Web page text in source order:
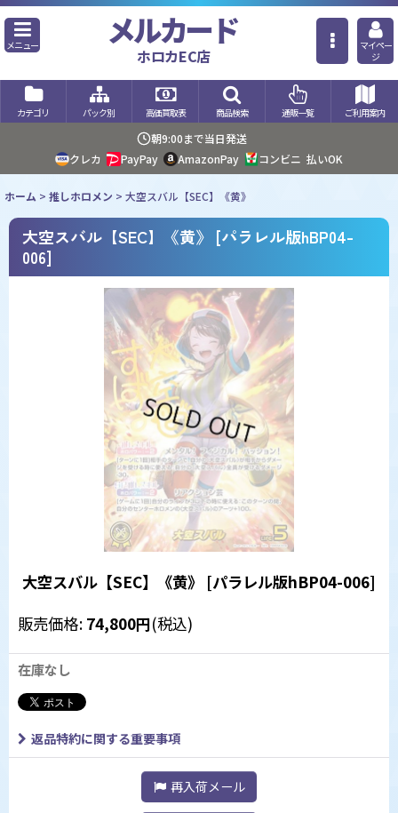
メニュー メルカード
ホロカEC店
マイペー
ジ
カテゴリ パック別 高価買取表 商品検索 通販一覧 ご利用案内
朝9:00まで当日発送
クレカ
PayPay AmazonPay コンビニ 払いOK
ホーム > 推しホロメン > 大空スバル【SEC】《黄》
大空スバル【SEC】《黄》 [パラレル版hBP04-
006]
大空スバル【SEC】《黄》 [パラレル版hBP04-006]
販売価格: 74,800円(税込)
在庫なし
返品特約に関する重要事項
再入荷メール